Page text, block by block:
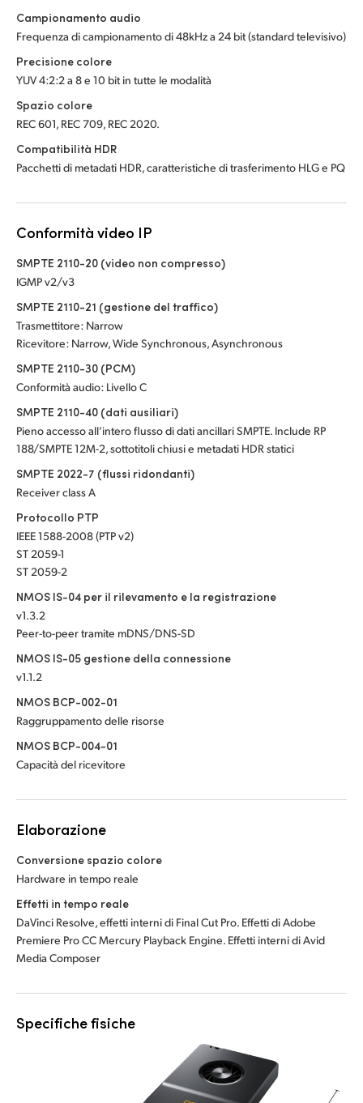
Campionamento audio
Frequenza di campionamento di 48kHz a 24 bit (standard televisivo)
Precisione colore
YUV 4:2:2 a 8 e 10 bit in tutte le modalità
Spazio colore
REC 601, REC 709, REC 2020.
Compatibilità HDR
Pacchetti di metadati HDR, caratteristiche di trasferimento HLG e PQ
Conformità video IP
SMPTE 2110-20 (video non compresso)
IGMP v2/v3
SMPTE 2110-21 (gestione del traffico)
Trasmettitore: Narrow
Ricevitore: Narrow, Wide Synchronous, Asynchronous
SMPTE 2110-30 (PCM)
Conformità audio: Livello C
SMPTE 2110-40 (dati ausiliari)
Pieno accesso all’intero flusso di dati ancillari SMPTE. Include RP
188/SMPTE 12M-2, sottotitoli chiusi e metadati HDR statici
SMPTE 2022-7 (flussi ridondanti)
Receiver class A
Protocollo PTP
IEEE 1588-2008 (PTP v2)
ST 2059-1
ST 2059-2
NMOS IS-04 per il rilevamento e la registrazione
v1.3.2
Peer-to-peer tramite mDNS/DNS-SD
NMOS IS-05 gestione della connessione
v1.1.2
NMOS BCP-002-01
Raggruppamento delle risorse
NMOS BCP-004-01
Capacità del ricevitore
Elaborazione
Conversione spazio colore
Hardware in tempo reale
Effetti in tempo reale
DaVinci Resolve, effetti interni di Final Cut Pro. Effetti di Adobe
Premiere Pro CC Mercury Playback Engine. Effetti interni di Avid
Media Composer
Specifiche fisiche